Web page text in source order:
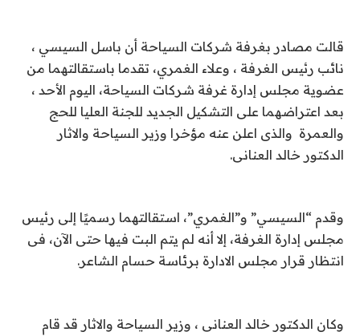
قالت مصادر بغرفة شركات السياحة أن باسل السيسي ،
نائب رئيس الغرفة ، وعلاء الغمري، تقدما باستقالتهما من
عضوية مجلس إدارة غرفة شركات السياحة، اليوم الأحد ،
بعد اعتراضهما على التشكيل الجديد للجنة العليا للحج
والعمرة والذى اعلن عنه مؤخرا وزير السياحة والاثار
الدكتور خالد العنانى.
وقدم “السيسي” و”الغمري”، استقالتهما رسميًا إلى رئيس
مجلس إدارة الغرفة، إلا أنه لم يتم البت فيها حتى الآن، فى
انتظار قرار مجلس الادارة برئاسة حسام الشاعر.
وكان الدكتور خالد العنانى ، وزير السياحة والاثار قد قام